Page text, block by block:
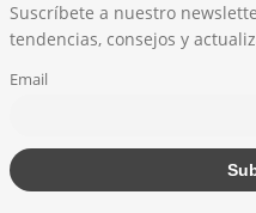
Suscríbete a nuestro
tendencias, consejos y
Email